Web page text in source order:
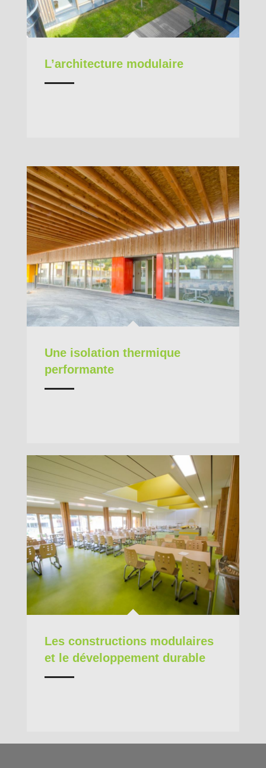
L’architecture modulaire
Une isolation thermique
performante
Les constructions modulaires
et le développement durable